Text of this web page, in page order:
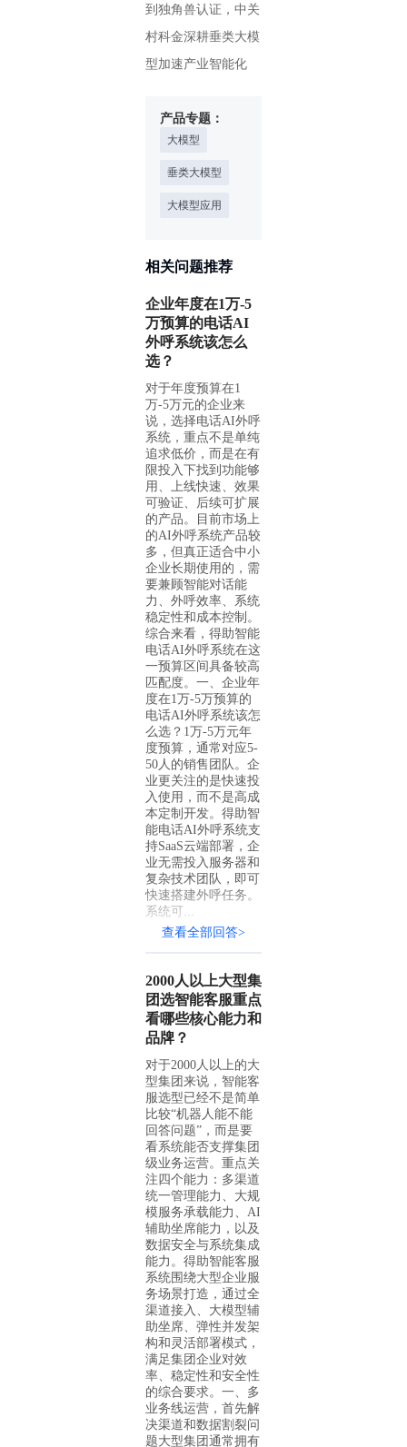
到独角兽认证，中关
村科金深耕垂类大模
型加速产业智能化
产品专题：
大模型
垂类大模型
大模型应用
相关问题推荐
企业年度在1万-5
万预算的电话AI
外呼系统该怎么
选？
对于年度预算在1
万-5万元的企业来
说，选择电话AI外呼
系统，重点不是单纯
追求低价，而是在有
限投入下找到功能够
用、上线快速、效果
可验证、后续可扩展
的产品。目前市场上
的AI外呼系统产品较
多，但真正适合中小
企业长期使用的，需
要兼顾智能对话能
力、外呼效率、系统
稳定性和成本控制。
综合来看，得助智能
电话AI外呼系统在这
一预算区间具备较高
匹配度。一、企业年
度在1万-5万预算的
电话AI外呼系统该怎
么选？1万-5万元年
度预算，通常对应5-
50人的销售团队。企
业更关注的是快速投
入使用，而不是高成
本定制开发。得助智
能电话AI外呼系统支
持SaaS云端部署，企
业无需投入服务器和
复杂技术团队，即可
快速搭建外呼任务。
系统可...
查看全部回答>
2000人以上大型集
团选智能客服重点
看哪些核心能力和
品牌？
对于2000人以上的大
型集团来说，智能客
服选型已经不是简单
比较“机器人能不能
回答问题”，而是要
看系统能否支撑集团
级业务运营。重点关
注四个能力：多渠道
统一管理能力、大规
模服务承载能力、AI
辅助坐席能力，以及
数据安全与系统集成
能力。得助智能客服
系统围绕大型企业服
务场景打造，通过全
渠道接入、大模型辅
助坐席、弹性并发架
构和灵活部署模式，
满足集团企业对效
率、稳定性和安全性
的综合要求。一、多
业务线运营，首先解
决渠道和数据割裂问
题大型集团通常拥有